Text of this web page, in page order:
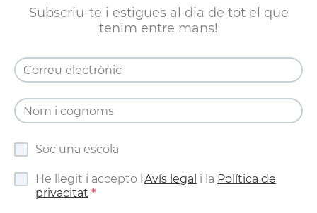
Subscriu-te i estigues al dia de tot el que
tenim entre mans!
Soc una escola
He llegit i accepto l'Avís legal i la Política de
privacitat